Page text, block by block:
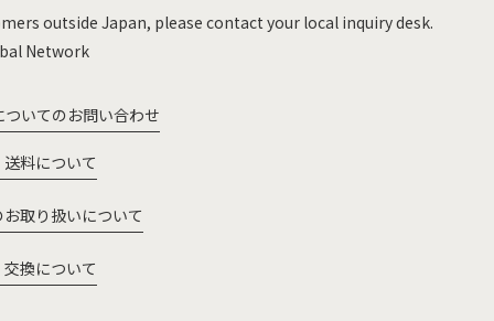
outside Japan, please contact your local inquiry desk.
Network
ついてのお問い合わせ
料について
お取り扱いについて
換について